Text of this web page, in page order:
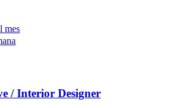
mes
/ Interior Designer